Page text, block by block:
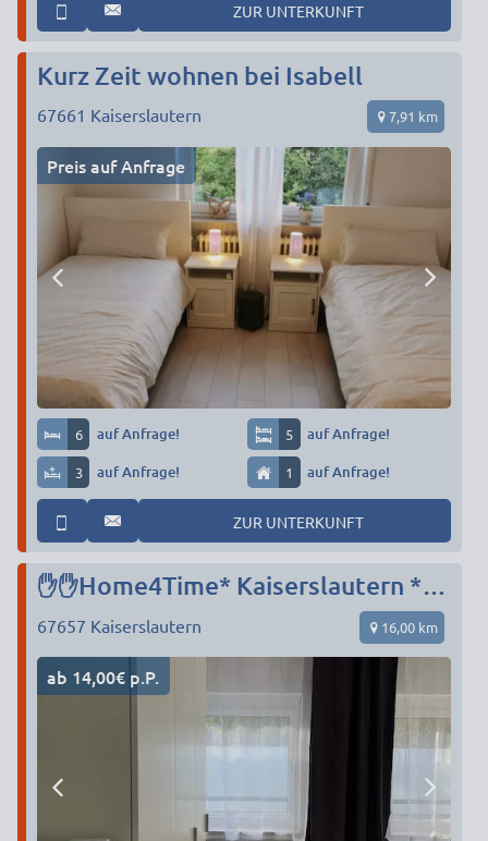
ZUR UNTERKUNFT
Kurz Zeit wohnen bei Isabell
67661 Kaiserslautern 7,91 km
Preis auf Anfrage
6 auf Anfrage! 5 auf Anfrage!
3 auf Anfrage! 1 auf Anfrage!
ZUR UNTERKUNFT
✋✋Home4Time* Kaiserslautern * Katzweiler * Landstuhl* Kindsbach*Sie suchen, wir finden ✋✋
67657 Kaiserslautern 16,00 km
ab 14,00€ p.P.